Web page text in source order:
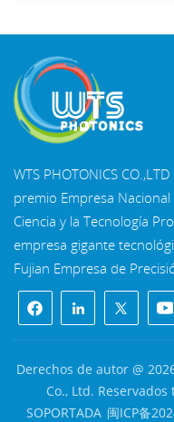
WTS PHOTONICS
premio Empresa
Ciencia y la Tecnología
empresa gigante
Fujian Empresa de
2022. WTS se ubica en el
Fuzhou, una famosa ciudad
con 11.000 metros
estandarizadas, un
sistema completo de
recubrimiento, sistema
Derechos de autor @
Co., Ltd.
SOPORTADA 闽ICP备